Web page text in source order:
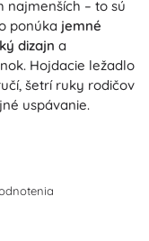
najmenších – to sú
ponúka jemné
dizajn a
Hojdacie ležadlo
šetrí ruky rodičov
uspávanie.
hojdátko s
tichou
opierka
pásy a
bezpečnosť